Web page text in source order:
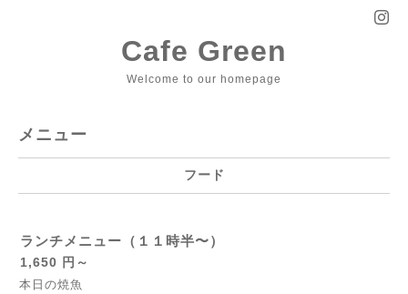
Cafe Green
Welcome to our homepage
メニュー
フード
ランチメニュー（１１時半〜）
1,650 円～
本日の焼魚